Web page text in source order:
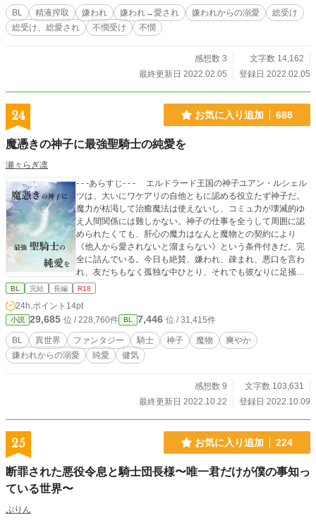
を仕切ることによって得た莫大な富を、彼らの食料確保の財源とすることによっ
て、人間も合意して精液を提供するという構図が出来上がっていた。
BL 精液搾取 嫌われ 嫌われ→愛され 嫌われからの溺愛
総受け
総受け、総愛され
不憫受け 不憫
感想数 3
文字数 14,162
最終更新日 2022.02.05
登録日 2022.02.05
24 お気に入り追加 688
魔憑きの神子に最強聖騎士の純愛を
瀬々らぎ凛
- - -あらすじ- - - エルドラード王国の神子ユアン・ルシェル
ツは、大いにワケアリの自他ともに認める役立たず神子だ。
魔力が枯渇して治癒魔法は使えないし、コミュ力が壊滅的ゆ
え人間関係には難しかない。神子の仕事を全うして周囲に認
められたくても、肝心の魔力はなんと魔物との契約により
《他人から愛されないと溜まらない》という条件付きだ。完
全に詰んでいる。今日も絶賛、嫌われ、疎まれ、悪口を言わ
れ、友だちもなく孤独な中ひとり、それでも彼なりに足掻い
ていた。 さて、ここに王国最強の聖騎士が現れたらどうな
うのは魔物を倒すことのできる聖属性魔法を扱う騎士のこと
で、この男、魔物殲滅を優先するあまり仲間に迷惑をかけ、
謹慎処分としてユアンの近衛騎士をするよう命じられたのだ
った。 ヴィクトが一日でも早く隊に復帰するには、ユアン
がきっちり仕事をこなすようにならなくてはならない。だか
クトに人付き合いというものを教えてもらいながら、魔力を
溜めるために奔走を始める。 やがて二人は互いに惹かれ合
てしまった。この体の中には魔物が棲んでいる。ヴィクトは
魔物を心の底から憎み、一匹残らず殲滅したいと願って生き
す運命にある人だった。 ------------ 攻め ヴィクト・シュトラ
BL 完結 長編 R18
24h.ポイント 14pt
小説 29,685 位 / 228,760件 BL 7,446 位 / 31,415件
BL 異世界 ファンタジー 騎士 神子 魔物
爽やか
嫌われからの溺愛
純愛 健気
感想数 9
文字数 103,631
最終更新日 2022.10.22
登録日 2022.10.09
25 お気に入り追加 224
断罪された悪役令息と騎士団長様〜唯一君だけが僕の事知っ
ている世界〜
ぷりん